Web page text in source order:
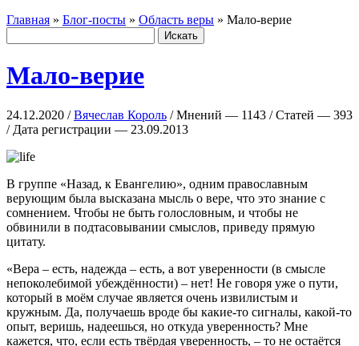
Главная » Блог-посты » Область веры » Мало-верие
Мало-верие
24.12.2020 /Вячеслав Король / Мнений — 1143 / Статей — 393
/ Дата регистрации — 23.09.2013
В группе «Назад, к Евангелию», одним православным
верующим была высказана мысль о вере, что это знание с
сомнением. Чтобы не быть голословным, и чтобы не
обвинили в подтасовывании смыслов, приведу прямую
цитату.
«Вера – есть, надежда – есть, а вот уверенности (в смысле
непоколебимой убеждённости) – нет! Не говоря уже о пути,
который в моём случае является очень извилистым и
кружным. Да, получаешь вроде бы какие-то сигналы, какой-то
опыт, веришь, надеешься, но откуда уверенность? Мне
кажется, что, если есть твёрдая уверенность, – то не остаётся